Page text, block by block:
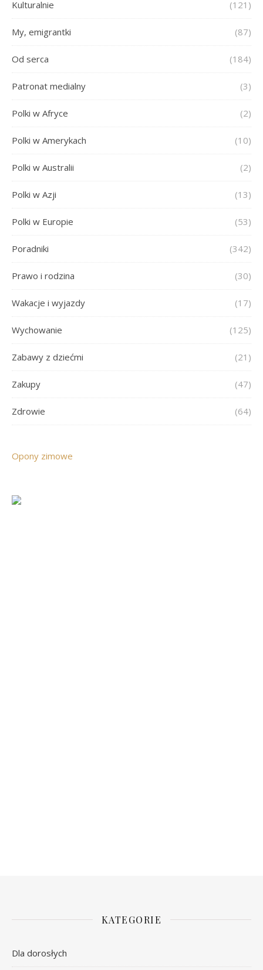
Kulturalnie (121)
My, emigrantki (87)
Od serca (184)
Patronat medialny (3)
Polki w Afryce (2)
Polki w Amerykach (10)
Polki w Australii (2)
Polki w Azji (13)
Polki w Europie (53)
Poradniki (342)
Prawo i rodzina (30)
Wakacje i wyjazdy (17)
Wychowanie (125)
Zabawy z dziećmi (21)
Zakupy (47)
Zdrowie (64)
Opony zimowe
KATEGORIE
Dla dorosłych